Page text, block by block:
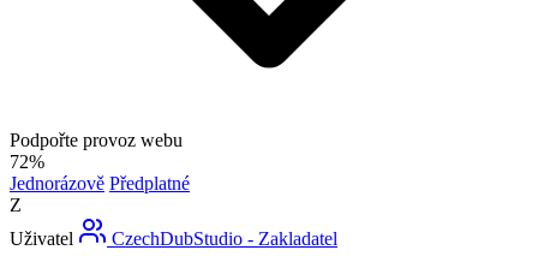
Podpořte provoz webu
72%
Jednorázově Předplatné
Z
Uživatel
CzechDubStudio - Zakladatel